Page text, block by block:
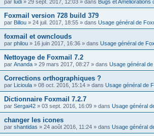
par ludi » 29 sept. 2017, 12:03 » dans Bugs et Améliorations
Foxmail version 728 build 379
par Billou » 24 juil. 2017, 18:55 » dans Usage général de
foxmail et ownclouds
par philou » 16 juin 2017, 16:36 » dans Usage général de
Nettoyage de Foxmail 7.2
par Ananda » 29 mars 2017, 08:27 » dans Usage général
Corrections orthographiques ?
par Licioula » 08 oct. 2016, 15:14 » dans Usage général de
Dictionnaire Foxmail 7.2.7
par Sergai42 » 03 sept. 2016, 16:09 » dans Usage général
changer les icones
par shantidas » 24 août 2016, 11:24 » dans Usage général